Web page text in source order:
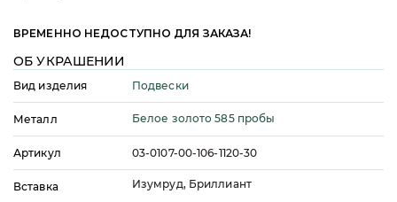
ВРЕМЕННО НЕДОСТУПНО ДЛЯ ЗАКАЗА!
ОБ УКРАШЕНИИ
Вид изделия Подвески
Металл Белое золото 585 пробы
Артикул 03-0107-00-106-1120-30
Вставка Изумруд, Бриллиант